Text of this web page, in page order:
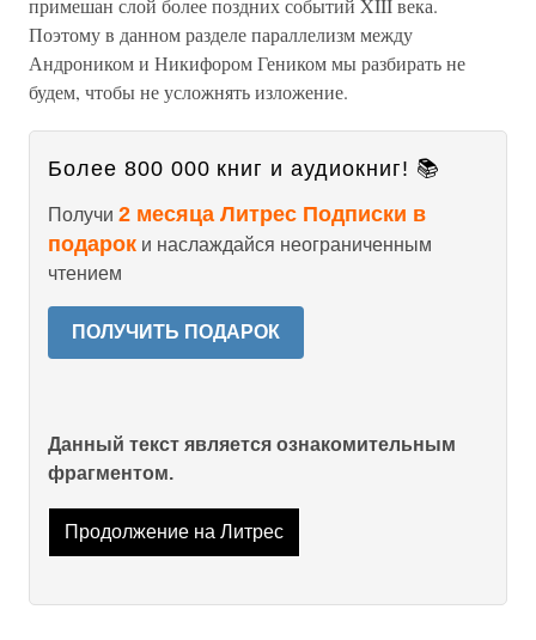
примешан слой более поздних событий XIII века.
Поэтому в данном разделе параллелизм между
Андроником и Никифором Геником мы разбирать не
будем, чтобы не усложнять изложение.
Более 800 000 книг и аудиокниг! 📚
Получи 2 месяца Литрес Подписки в
подарок и наслаждайся неограниченным
чтением
ПОЛУЧИТЬ ПОДАРОК
Данный текст является ознакомительным
фрагментом.
Продолжение на Литрес